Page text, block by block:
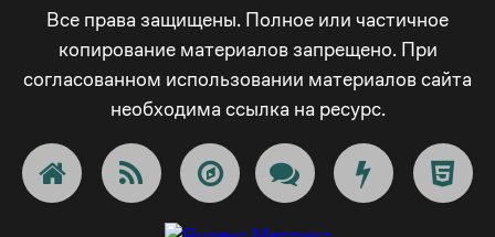
Все права защищены. Полное или частичное
копирование материалов запрещено. При
согласованном использовании материалов сайта
необходима ссылка на ресурс.